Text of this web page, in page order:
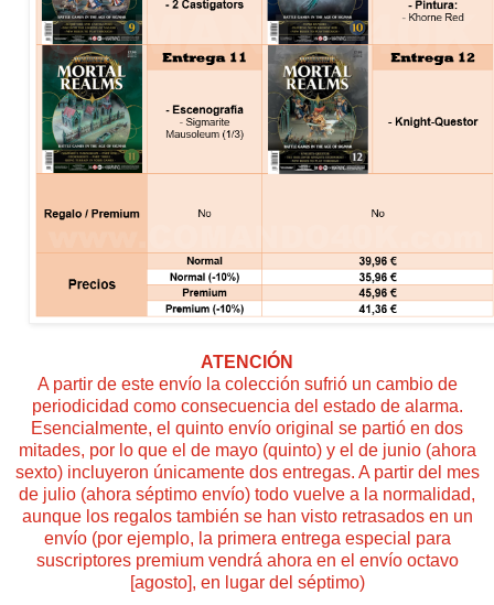
ATENCIÓN
A partir de este envío la colección sufrió un cambio de
periodicidad como consecuencia del estado de alarma.
Esencialmente, el quinto envío original se partió en dos
mitades, por lo que el de mayo (quinto) y el de junio (ahora
sexto) incluyeron únicamente dos entregas. A partir del mes
de julio (ahora séptimo envío) todo vuelve a la normalidad,
aunque los regalos también se han visto retrasados en un
envío (por ejemplo, la primera entrega especial para
suscriptores premium vendrá ahora en el envío octavo
[agosto], en lugar del séptimo)